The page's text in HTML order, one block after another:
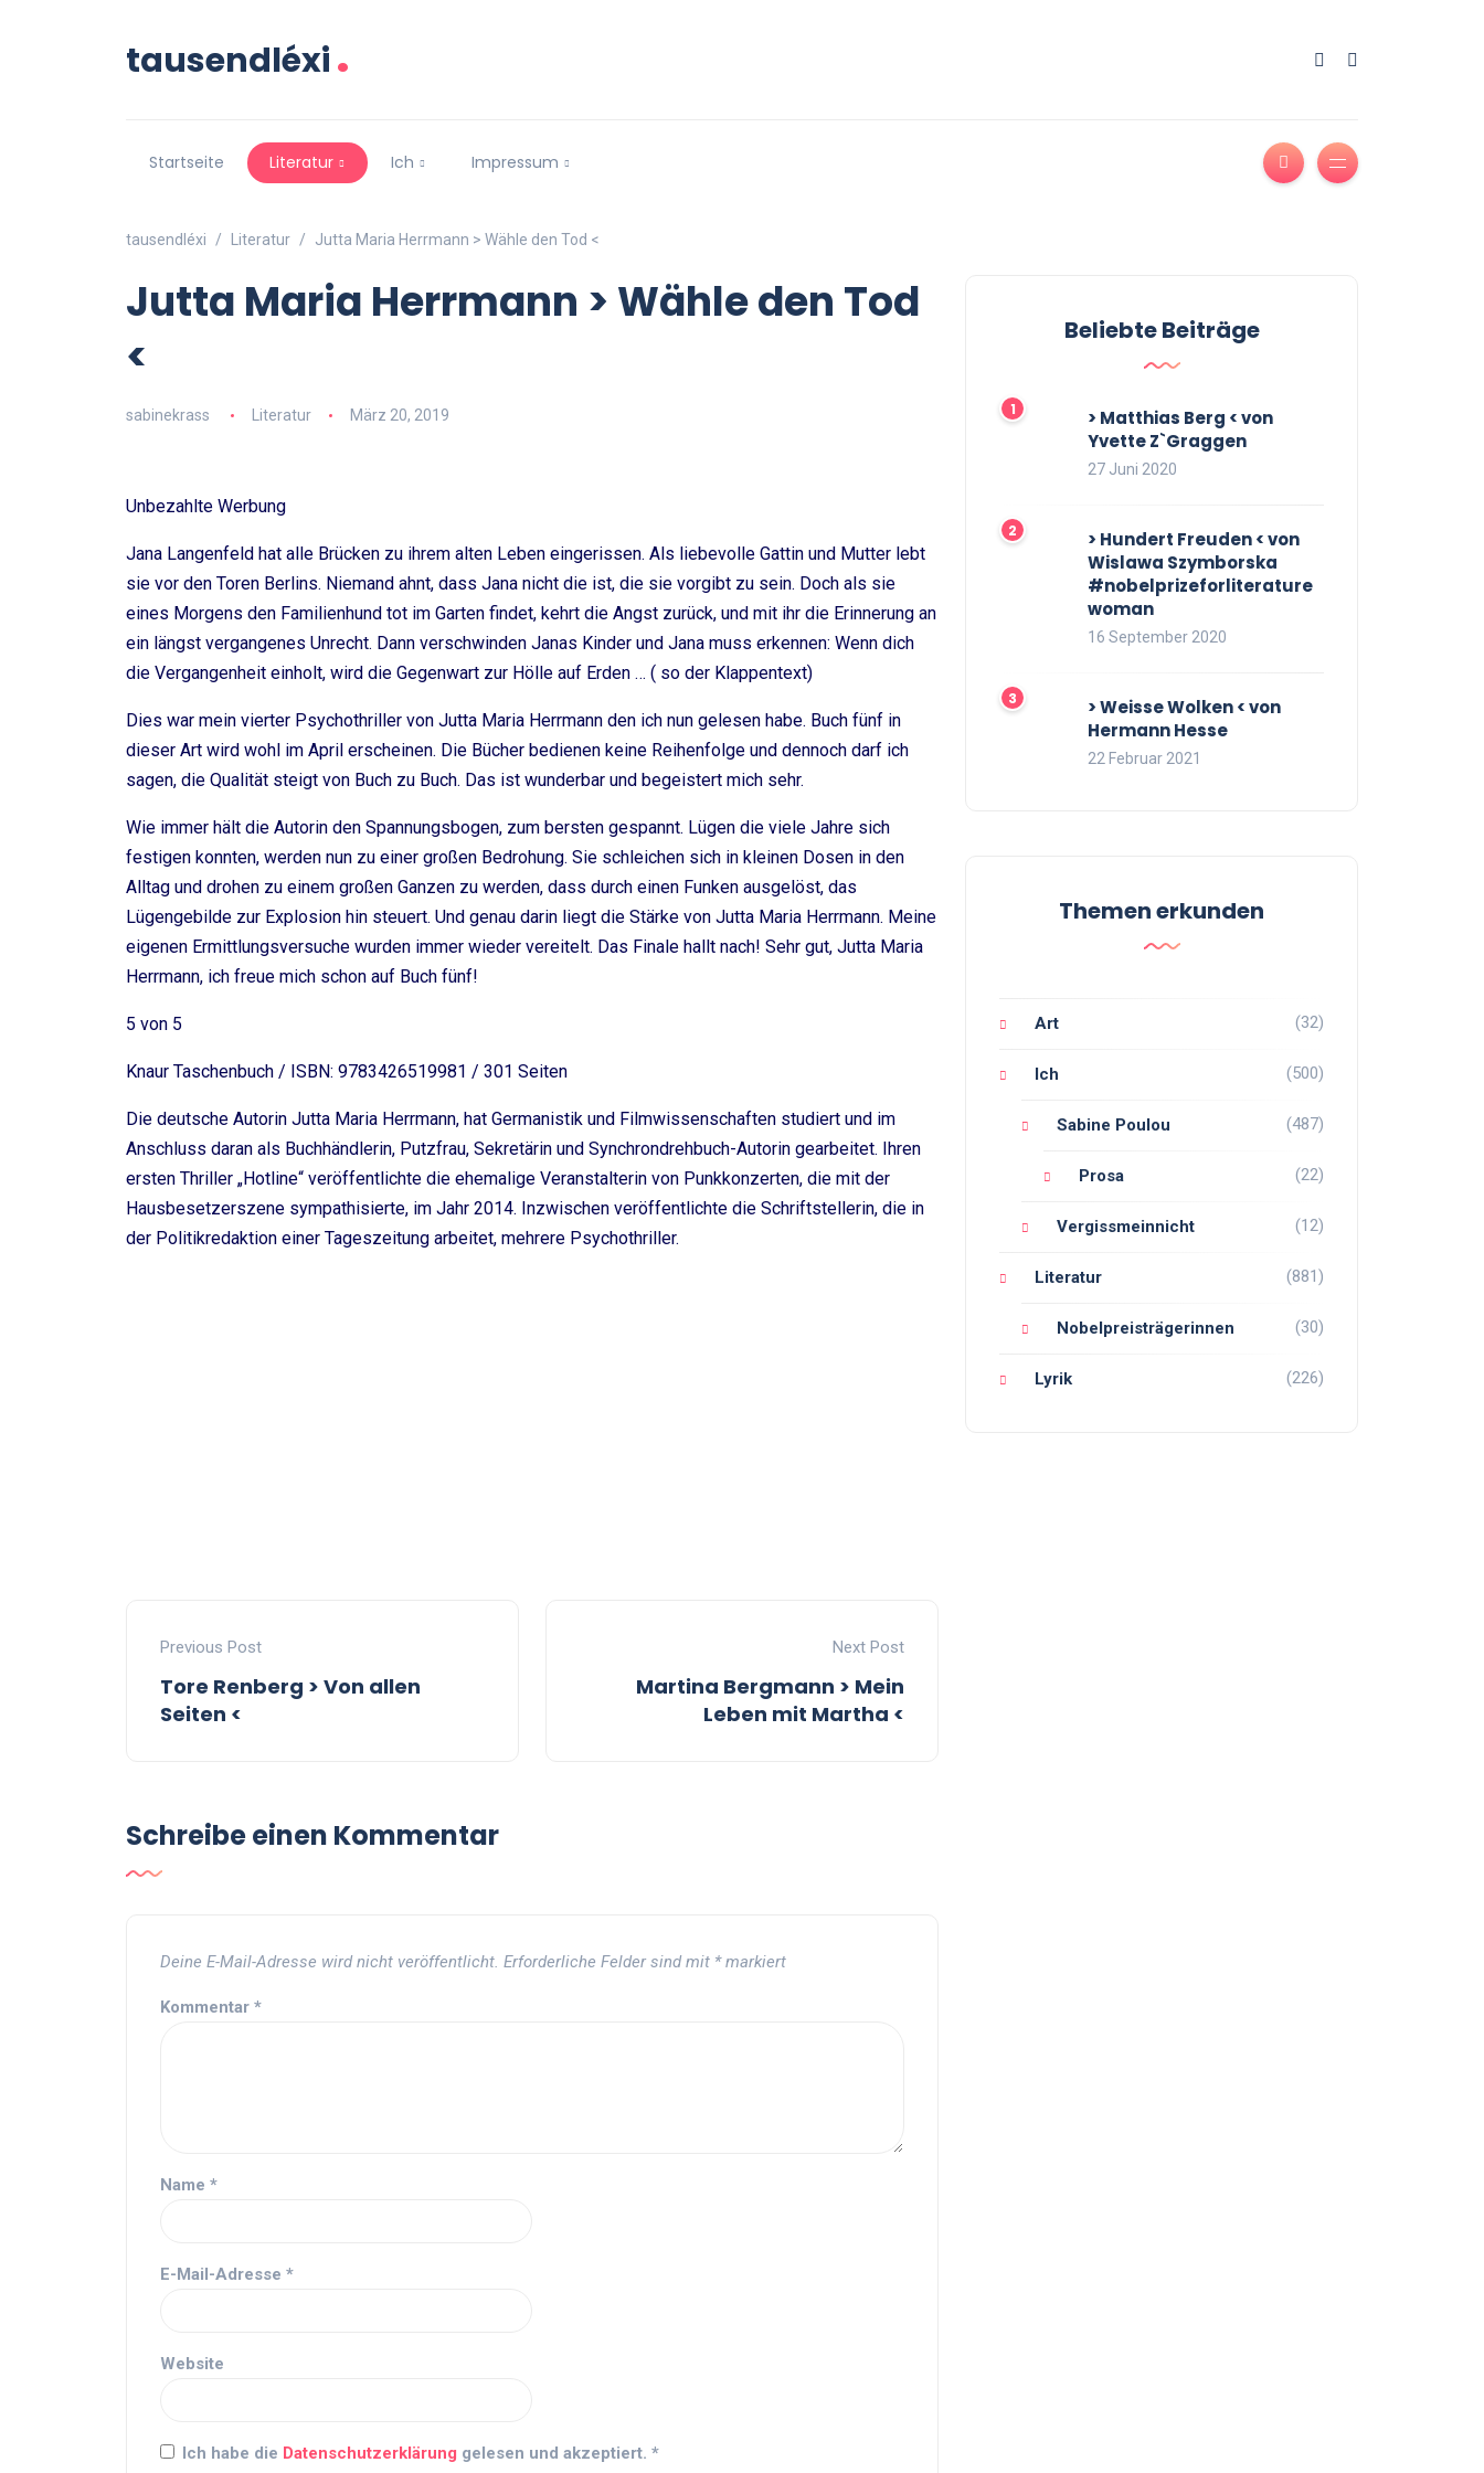
tausendléxi.
Startseite Literatur Ich Impressum
tausendléxi Literatur Jutta Maria Herrmann > Wähle den Tod <
Jutta Maria Herrmann > Wähle den Tod
<
sabinekrass Literatur März 20, 2019
Unbezahlte Werbung
Jana Langenfeld hat alle Brücken zu ihrem alten Leben eingerissen. Als liebevolle Gattin und Mutter lebt
sie vor den Toren Berlins. Niemand ahnt, dass Jana nicht die ist, die sie vorgibt zu sein. Doch als sie
eines Morgens den Familienhund tot im Garten findet, kehrt die Angst zurück, und mit ihr die Erinnerung an
ein längst vergangenes Unrecht. Dann verschwinden Janas Kinder und Jana muss erkennen: Wenn dich
die Vergangenheit einholt, wird die Gegenwart zur Hölle auf Erden … ( so der Klappentext)
Dies war mein vierter Psychothriller von Jutta Maria Herrmann den ich nun gelesen habe. Buch fünf in
dieser Art wird wohl im April erscheinen. Die Bücher bedienen keine Reihenfolge und dennoch darf ich
sagen, die Qualität steigt von Buch zu Buch. Das ist wunderbar und begeistert mich sehr.
Wie immer hält die Autorin den Spannungsbogen, zum bersten gespannt. Lügen die viele Jahre sich
festigen konnten, werden nun zu einer großen Bedrohung. Sie schleichen sich in kleinen Dosen in den
Alltag und drohen zu einem großen Ganzen zu werden, dass durch einen Funken ausgelöst, das
Lügengebilde zur Explosion hin steuert. Und genau darin liegt die Stärke von Jutta Maria Herrmann. Meine
eigenen Ermittlungsversuche wurden immer wieder vereitelt. Das Finale hallt nach! Sehr gut, Jutta Maria
Herrmann, ich freue mich schon auf Buch fünf!
5 von 5
Knaur Taschenbuch / ISBN: 9783426519981 / 301 Seiten
Die deutsche Autorin Jutta Maria Herrmann, hat Germanistik und Filmwissenschaften studiert und im
Anschluss daran als Buchhändlerin, Putzfrau, Sekretärin und Synchrondrehbuch-Autorin gearbeitet. Ihren
ersten Thriller „Hotline“ veröffentlichte die ehemalige Veranstalterin von Punkkonzerten, die mit der
Hausbesetzerszene sympathisierte, im Jahr 2014. Inzwischen veröffentlichte die Schriftstellerin, die in
der Politikredaktion einer Tageszeitung arbeitet, mehrere Psychothriller.
Previous Post
Tore Renberg > Von allen
Seiten <
Next Post
Martina Bergmann > Mein
Leben mit Martha <
Schreibe einen Kommentar
Deine E-Mail-Adresse wird nicht veröffentlicht. Erforderliche Felder sind mit *markiert
Kommentar *
Name *
E-Mail-Adresse *
Website
Ich habe die Datenschutzerklärung gelesen und akzeptiert. *
Beliebte Beiträge
> Matthias Berg < von
Yvette Z`Graggen
27 Juni 2020
> Hundert Freuden < von
Wislawa Szymborska
#nobelprizeforliterature
woman
16 September 2020
> Weisse Wolken < von
Hermann Hesse
22 Februar 2021
Themen erkunden
Art (32)
Ich (500)
Sabine Poulou (487)
Prosa (22)
Vergissmeinnicht (12)
Literatur (881)
Nobelpreisträgerinnen (30)
Lyrik (226)